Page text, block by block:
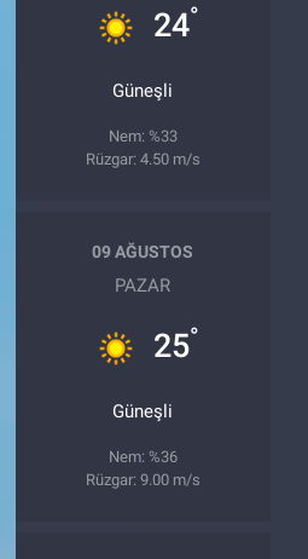
24°
Güneşli
Nem: %33
Rüzgar: 4.50 m/s
09 AĞUSTOS
PAZAR
25°
Güneşli
Nem: %36
Rüzgar: 9.00 m/s